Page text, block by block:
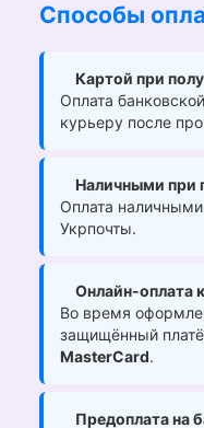
Способы
Картой при
Оплата
курьеру после
Наличными при
Оплата
Укрпочты.
Онлайн-оплата
Во время
защищённый
MasterCard.
Предоплата на